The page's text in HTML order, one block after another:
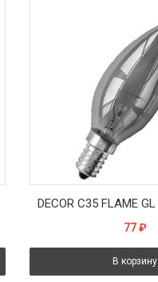
77 ₽
В корзину